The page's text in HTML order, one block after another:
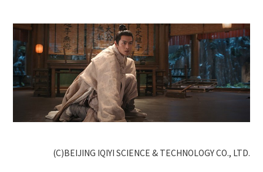
(C)BEIJING IQIYI SCIENCE & TECHNOLOGY CO., LTD.